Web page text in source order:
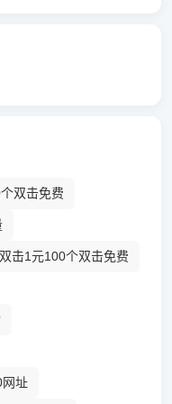
双击免费
击1元100个双击免费
网址